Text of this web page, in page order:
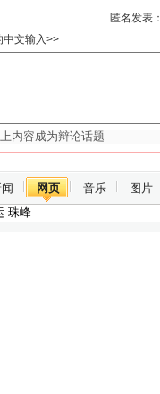
匿名发表：
中文输入>>
网页 音乐 图片